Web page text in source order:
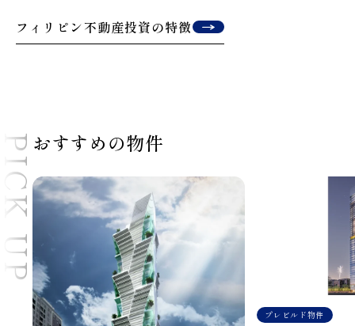
フィリピン不動産投資の特徴
UPおすすめの物件
プレビルド物件